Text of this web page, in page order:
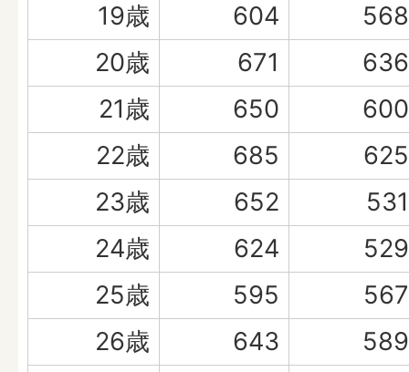
19歳
604
568
20歳
671
636
21歳
650
600
22歳
685
625
23歳
652
531
24歳
624
529
25歳
595
567
26歳
643
589